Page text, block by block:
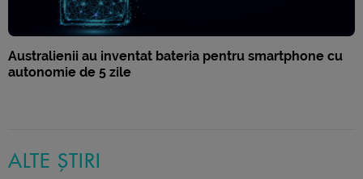
Australienii au inventat bateria pentru smartphone cu
autonomie de 5 zile
ALTE ȘTIRI